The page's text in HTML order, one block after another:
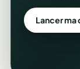
Lancer